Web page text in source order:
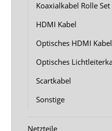
Koaxialkabel Rolle Set
HDMI Kabel
Optisches HDMI Kabel
Optisches
Scartkabel
Sonstige
Netzteile